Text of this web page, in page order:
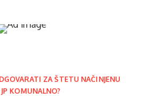
ZA ŠTETU NAČINJENU
KOMUNALNO?